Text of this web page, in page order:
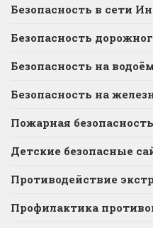
Безопасность в сети
Безопасность
Безопасность на
Безопасность на
Пожарная безопасность
Детские безопасные
Противодействие
Профилактика